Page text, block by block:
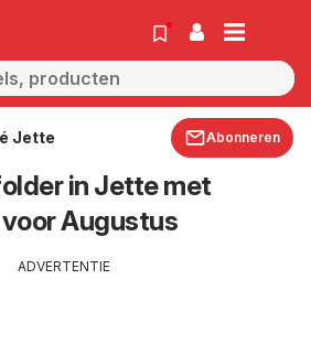
Jette Abonneren
in Jette met
Augustus
ADVERTENTIE